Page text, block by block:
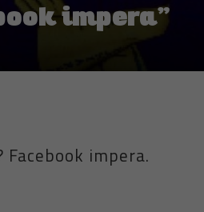
impera”
impera.